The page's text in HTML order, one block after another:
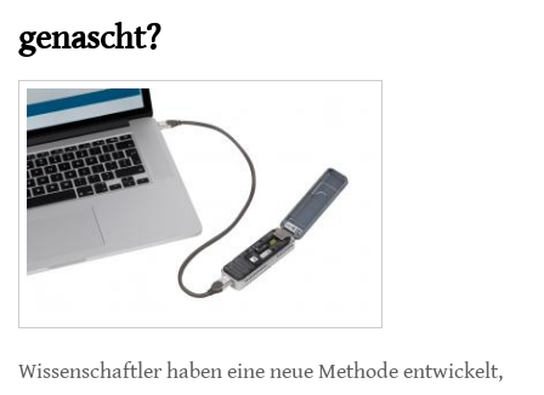
genascht?
Wissenschaftler haben eine neue Methode entwickelt,